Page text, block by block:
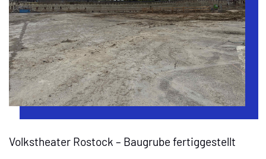
Volkstheater Rostock – Baugrube fertiggestellt